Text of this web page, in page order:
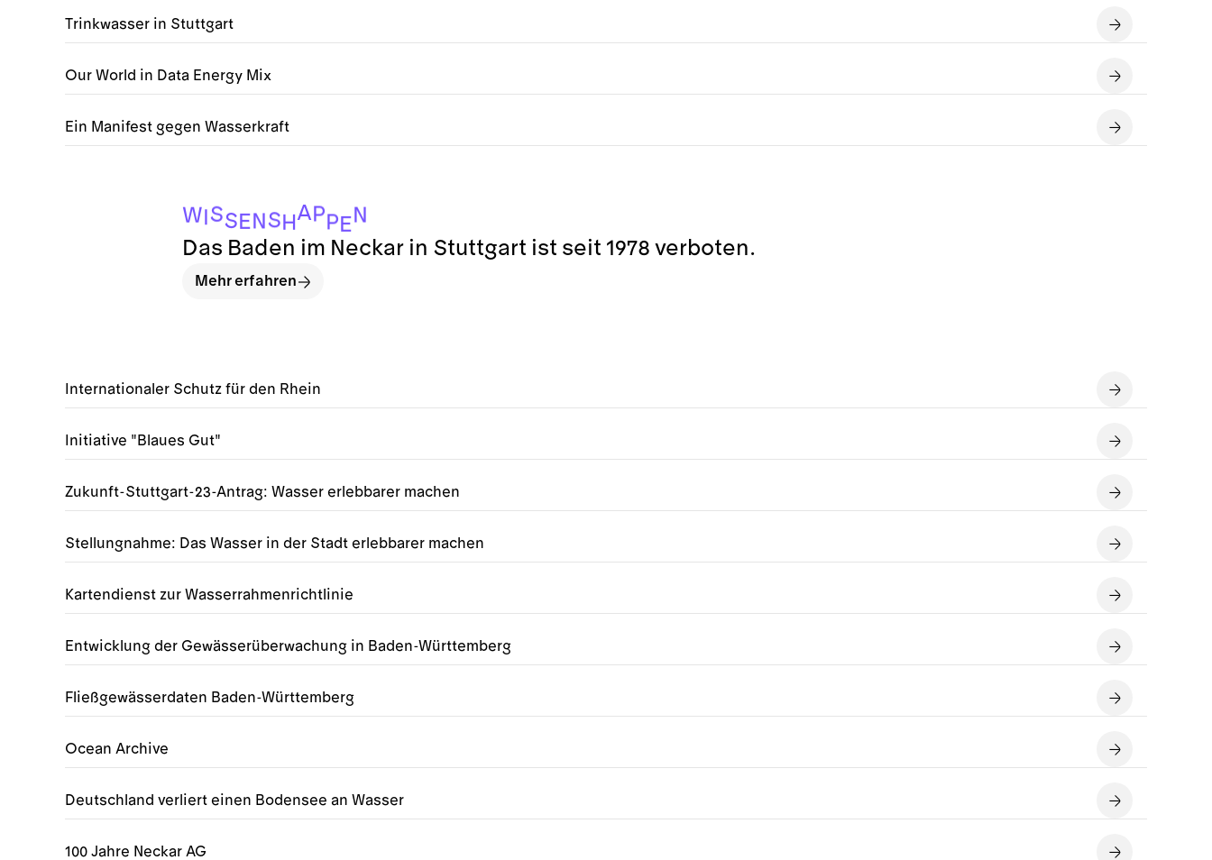
Trinkwasser in Stuttgart
Our World in Data Energy Mix
Ein Manifest gegen Wasserkraft
Internationaler Schutz für den Rhein
Initiative "Blaues Gut"
Zukunft-Stuttgart-23-Antrag: Wasser erlebbarer machen
Stellungnahme: Das Wasser in der Stadt erlebbarer machen
Kartendienst zur Wasserrahmenrichtlinie
Entwicklung der Gewässerüberwachung in Baden-Württemberg
Fließgewässerdaten Baden-Württemberg
Ocean Archive
Deutschland verliert einen Bodensee an Wasser
100 Jahre Neckar AG
W SSENSHAPPEN
Das Baden im Neckar in Stuttgart ist seit 1978 verboten.
Mehr erfahren